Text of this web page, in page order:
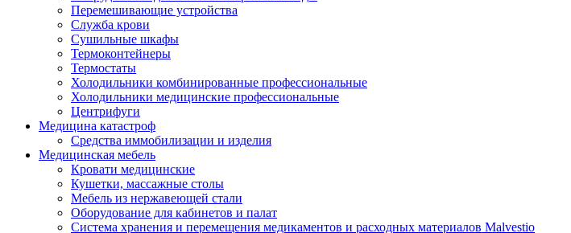
Перемешивающие устройства
Служба крови
Сушильные шкафы
Термоконтейнеры
Термостаты
Холодильники комбинированные профессиональные
Холодильники медицинские профессиональные
Центрифуги
Медицина катастроф
Средства иммобилизации и изделия
Медицинская мебель
Кровати медицинские
Кушетки, массажные столы
Мебель из нержавеющей стали
Оборудование для кабинетов и палат
Система хранения и перемещения медикаментов и расходных материалов Malvestio